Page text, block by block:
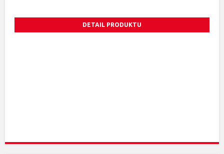
DETAIL PRODUKTU